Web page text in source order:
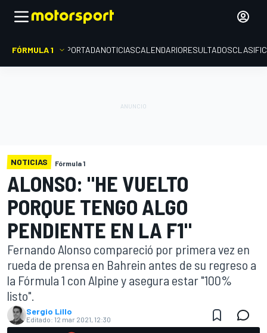
FÓRMULA 1 PORTADANOTICIASCALENDARIORESULTADOS
NOTICIAS Fórmula 1
ALONSO: "HE VUELTO
PORQUE TENGO ALGO
PENDIENTE EN LA F1"
Fernando Alonso compareció por primera vez en
rueda de prensa en Bahrein antes de su regreso a
la Fórmula 1 con Alpine y asegura estar "100%
listo".
Sergio Lillo
Editado: 12 mar 2021, 12:30